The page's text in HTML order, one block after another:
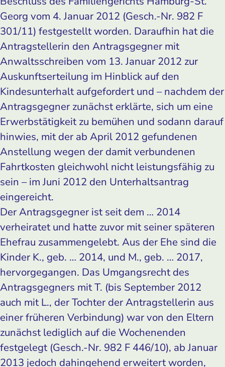
Georg vom 4. Januar 2012 (Gesch.-Nr. 982 F
301/11) festgestellt worden. Daraufhin hat die
Antragstellerin den Antragsgegner mit
Anwaltsschreiben vom 13. Januar 2012 zur
Auskunftserteilung im Hinblick auf den
Kindesunterhalt aufgefordert und – nachdem der
Antragsgegner zunächst erklärte, sich um eine
Erwerbstätigkeit zu bemühen und sodann darauf
hinwies, mit der ab April 2012 gefundenen
Anstellung wegen der damit verbundenen
Fahrtkosten gleichwohl nicht leistungsfähig zu
sein – im Juni 2012 den Unterhaltsantrag
eingereicht.
Der Antragsgegner ist seit dem … 2014
verheiratet und hatte zuvor mit seiner späteren
Ehefrau zusammengelebt. Aus der Ehe sind die
Kinder K., geb. … 2014, und M., geb. … 2017,
hervorgegangen. Das Umgangsrecht des
Antragsgegners mit T. (bis September 2012
auch mit L., der Tochter der Antragstellerin aus
einer früheren Verbindung) war von den Eltern
zunächst lediglich auf die Wochenenden
festgelegt (Gesch.-Nr. 982 F 446/10), ab Januar
2013 jedoch dahingehend erweitert worden,